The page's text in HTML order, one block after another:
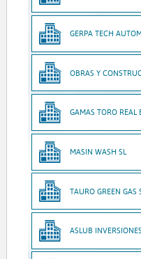
GERPA TECH
OBRAS Y
GAMAS TORO REAL
MASIN WASH SL
TAURO GREEN GAS
ASLUB